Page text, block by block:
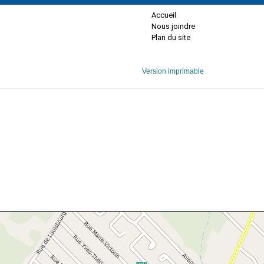
Accueil
Nous joindre
Plan du site
Version imprimable